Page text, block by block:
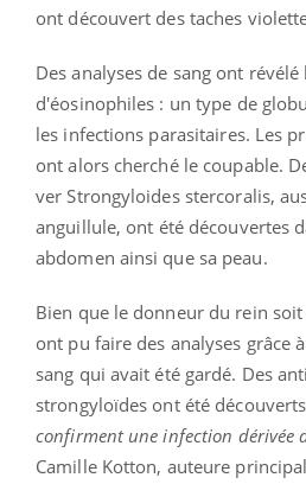
ont découvert des taches
Des analyses de sang ont révélé
d'éosinophiles : un type de
les infections parasitaires. Les
ont alors cherché le coupable.
ver Strongyloides stercoralis,
anguillule, ont été découvertes
abdomen ainsi que sa peau.
Bien que le donneur du rein
ont pu faire des analyses grâce
sang qui avait été gardé. Des
strongyloïdes ont été
confirment une infection dérivée
Camille Kotton, auteure